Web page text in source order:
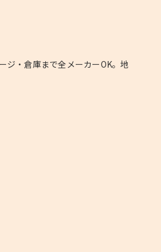
ジ・倉庫まで全メーカーOK。地